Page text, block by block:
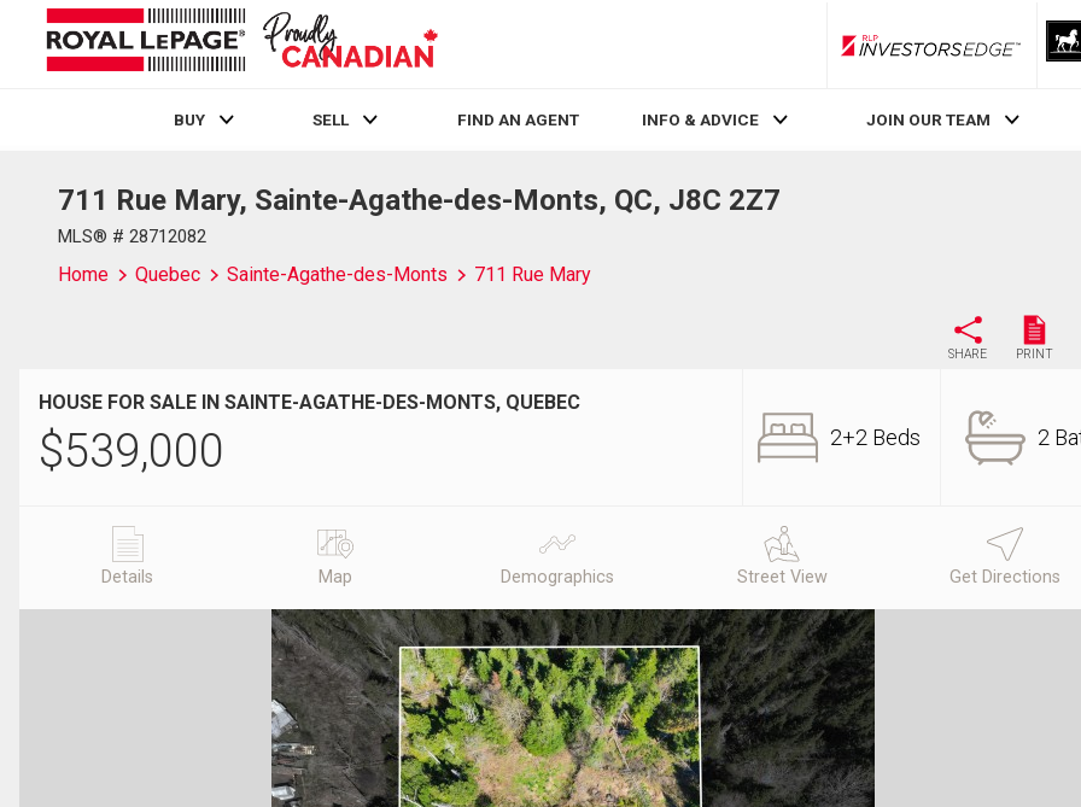
RLP InvestorsEdge
BUY SELL FIND AN AGENT INFO & ADVICE JOIN OUR TEAM
711 Rue Mary, Sainte-Agathe-des-Monts, QC, J8C 2Z7
MLS® # 28712082
Home Quebec Sainte-Agathe-des-Monts 711 Rue Mary
SHARE PRINT
HOUSE FOR SALE IN SAINTE-AGATHE-DES-MONTS, QUEBEC
$539,000 2+2 Beds 2
Details Map Demographics Street View Get Directions